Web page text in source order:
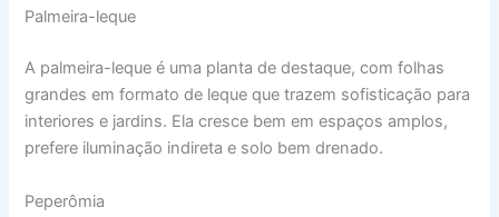
Palmeira-leque
A palmeira-leque é uma planta de destaque, com folhas
grandes em formato de leque que trazem sofisticação para
interiores e jardins. Ela cresce bem em espaços amplos,
prefere iluminação indireta e solo bem drenado.
Peperômia